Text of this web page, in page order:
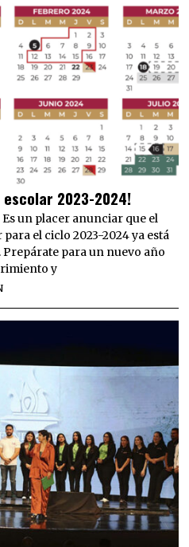
2023-2024!
un placer anunciar que el
el ciclo 2023-2024 ya está
para un nuevo año
y